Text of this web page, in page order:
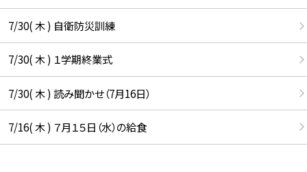
7/30( 木 ) 自衛防災訓練
7/30( 木 ) １学期終業式
7/30( 木 ) 読み聞かせ（7月16日）
7/16( 木 ) ７月１５日（水）の給食